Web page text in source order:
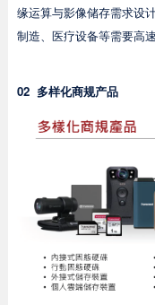
缘运算与影像储存需求设
制造、医疗设备等需要高
02 多样化商规产品